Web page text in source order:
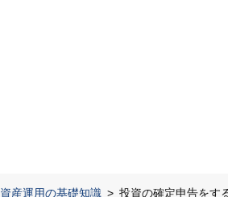
資産運用の基礎知識 投資の確定申告をす